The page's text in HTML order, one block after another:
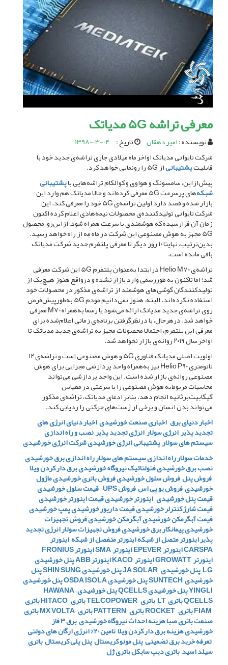
معرفی تراشه 5G مدیاتک
نویسنده :امیر دهقان تاریخ : 1398-03-04
شرکت تایوانی مدیاتک اواخر ماه میلادی جاری تراشه‌ی جدید خود با
قابلیتپشتیبانیاز 5G را رونمایی خواهد کرد.
پیش‌ازاین، سامسونگ و هواوی و کوالکام تراشه‌هایی باپشتیبانی
شبکه‌ های پرسرعت 5G معرفی کرده‌اند و حالا مدیاتک هم وارد این
بازار شده و قصد دارد اولین تراشه‌ی 5G خود را معرفی کند. این
شرکت تایوانی تولیدکننده‌ی محصولات نیمه‌هادی اعلام کرده اکنون
زمان آن فرارسیده که هوشمندی با سرعت همراه شود؛ ازاین‌رو، محصول
5G مجهز به هوش مصنوعی این شرکت در ماه مِه از راه خواهد رسید.
بدین‌ترتیب، نهایتا ۱۰ روز دیگر تا معرفی پلتفرم جدید شرکت مدیاتک
باقی مانده است.
تراشه‌ی Helio M70 درابتدا به‌عنوان پلتفرم 5G این شرکت معرفی
شد؛ اما تاکنون به‌ طوررسمی وارد بازار نشده و درواقع هنوز هیچ‌یک از
تولیدکنندگان گوشی‌های هوشمند از تراشه‌ی مذکور در محصولات خود
استفاده نکرده‌اند. البته، هنوز نمی‌دانیم مودم 5G به‌طورپیش‌فرض
روی تراشه‌ی جدید مدیاتک ارائه می‌شود یا رسما به‌همراه M70 معرفی
خواهد شد. درهرحال، با درنظرگرفتن برنامه‌ی زمانی اعلام‌شده برای
معرفی این پلتفرم، احتمالا محصولات مجهز به تراشه‌ی جدید مدیاتک تا
اواخر سال ۲۰۱۹ روانه‌ی بازار نخواهد شد.
اولویت اصلی مدیاتک فناوری 5G و هوش مصنوعی است و تراشه‌ی ۱۲
نانومتری Helio P90 نیز به‌همراه واحد پردازشی مجزایی برای هوش
مصنوعی روانه‌ی بازار شده است. این واحد پردازشی می‌تواند
محاسبات مربوط‌به هوش مصنوعی را با سرعتی در مقیاس
گیگابیت‌برثانیه انجام دهد. بنابر ادعای مدیاتک، تراشه‌ی مذکور
می‌تواند بدن انسان و برخی از ژست‌های حرکتی را ردیابی کند.
اخبار دنیای برق اخباری صنعت خورشیدیاخبار دنیای انرژی های
تجدید پذیرانرژی سولارانرژی تجدید پذیرنصب و راه اندازی
سیستم های سولارپشتیبانی انرژی خورشیدیشرکت انرژی خورشیدی
خدمات سولارراه اندازی سیستم های سولارراه اندازی برق خورشیدی
نصب برق خورشیدیفتولتائیکنیروگاه خورشیدیبرق دار کردن ویلا
فروش پنلفروش سلول خورشیدیفروش باتری خورشیدیماژول
خورشیدیفروش یو پی اسفروش UPS قیمت سلول خورشیدی
قیمت پنل خورشیدی اینورتر خورشیدیقیمت اینورتر خورشیدی
قیمت شارژ کنترلر خورشیدیقیمت داریور خورشیدیپمپ خورشیدی
قیمت آبگرمکن خورشیدیآبگرمکن خورشیدیفروش تجهیزات
خورشیدیپیمانکار برق خورشیدیفروش تجهیزات سولارانرژی تجدید
پذیراینورتر متصل از شبکهاینورتر منفصل از شبکهاینورتر
CARSPAاینورتر EPEVER اینورتر SMA اینورتر FRONIUS
اینورتر GROWATT اینورتر KACO اینورتر ABB پنل خورشیدی
LGپنل خورشیدی JA SOLAR پنل خورشیدی SHIN SUNG پنل
خورشیدی SUNTECH پنل خورشیدی OSDA ISOLA پنل خورشیدی
YINGLIپنل خورشیدی QCELLS پنل خورشیدی HAWANA –
QCELLSباتری LT باتری TELCOPOWER باتری HITACO باتری
باتری ROCKET باتری PATTERN باتری MX VOLTA باتری
صنعتباتری صباهزینه احداث نیروگاه خورشیدی برق 3 فاز
خورشیدیهزینه برق دار کردن ویلاتامین 20% انرژی ارگان های دولتی
تعرفه خرید برق تضمینیپنل مونو کریستالپنل پلی کریستالباتری
سیلد اسیدباتری دیپ سایکلباتری ژل